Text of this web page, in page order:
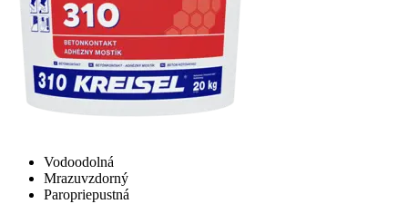
Vodoodolná
Mrazuvzdorný
Paropriepustná